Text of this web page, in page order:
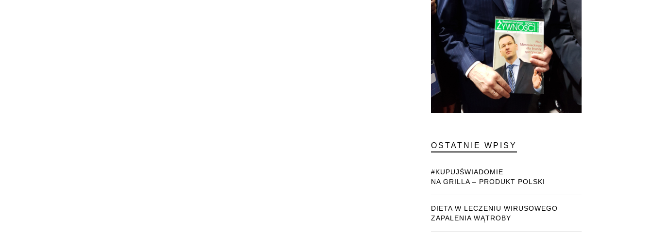
OSTATNIE WPISY
#KUPUJŚWIADOMIE
NA GRILLA – PRODUKT POLSKI
DIETA W LECZENIU WIRUSOWEGO
ZAPALENIA WĄTROBY